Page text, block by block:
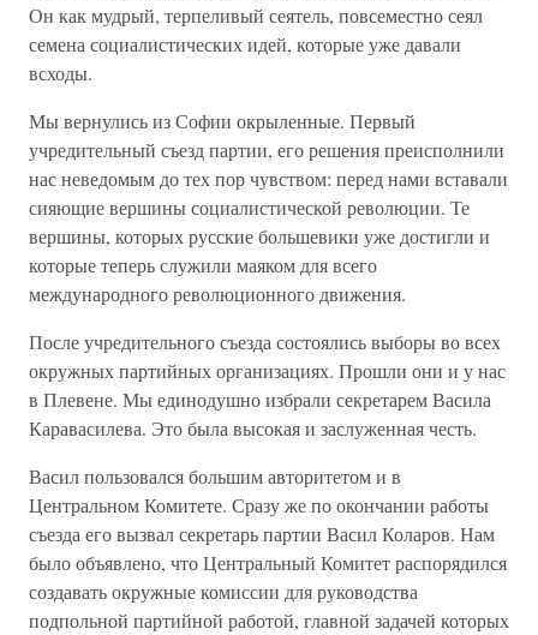
Он как мудрый, терпеливый сеятель, повсеместно сеял
семена социалистических идей, которые уже давали
всходы.
Мы вернулись из Софии окрыленные. Первый
учредительный съезд партии, его решения преисполнили
нас неведомым до тех пор чувством: перед нами вставали
сияющие вершины социалистической революции. Те
вершины, которых русские большевики уже достигли и
которые теперь служили маяком для всего
международного революционного движения.
После учредительного съезда состоялись выборы во всех
окружных партийных организациях. Прошли они и у нас
в Плевене. Мы единодушно избрали секретарем Васила
Каравасилева. Это была высокая и заслуженная честь.
Васил пользовался большим авторитетом и в
Центральном Комитете. Сразу же по окончании работы
съезда его вызвал секретарь партии Васил Коларов. Нам
было объявлено, что Центральный Комитет распорядился
создавать окружные комиссии для руководства
подпольной партийной работой, главной задачей которых